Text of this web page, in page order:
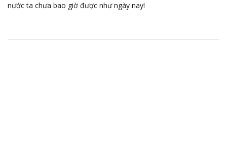
nước ta chưa bao giờ được như ngày nay!